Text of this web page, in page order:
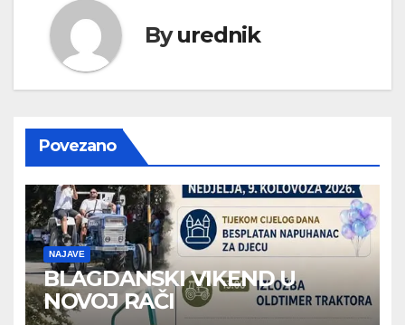
Byurednik
Povezano
NAJAVE
BLAGDANSKI VIKEND U
NOVOJ RAČI